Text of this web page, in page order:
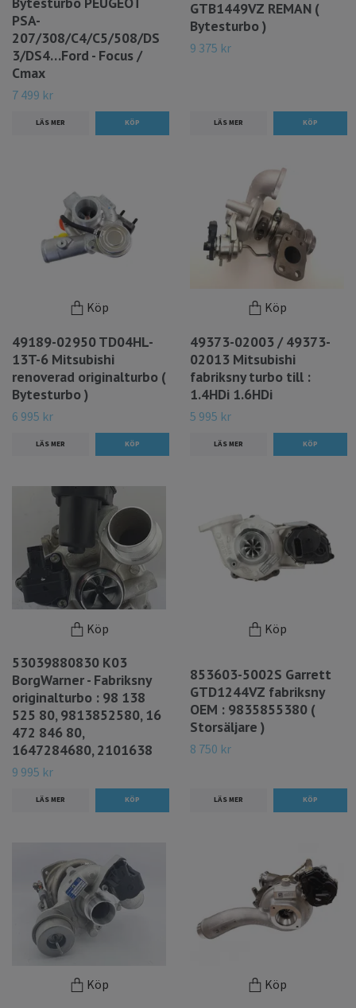
PSA-
207/308/C4/C5/508/DS
3/DS4…Ford - Focus /
Cmax
7 499 kr
LÄS MER
GTB1449VZ REMAN (
Bytesturbo )
9 375 kr
LÄS MER
Köp
49189-02950 TD04HL-
13T-6 Mitsubishi
renoverad originalturbo (
Bytesturbo )
6 995 kr
LÄS MER
Köp
49373-02003 / 49373-
02013 Mitsubishi
fabriksny turbo till :
1.4HDi 1.6HDi
5 995 kr
LÄS MER
Köp
53039880830 K03
BorgWarner - Fabriksny
originalturbo : 98 138
525 80, 9813852580, 16
472 846 80,
1647284680, 2101638
9 995 kr
LÄS MER
Köp
853603-5002S Garrett
GTD1244VZ fabriksny
OEM : 9835855380 (
Storsäljare )
8 750 kr
LÄS MER
Köp Köp